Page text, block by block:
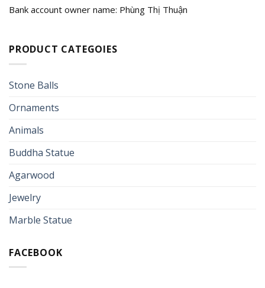
Bank account owner name: Phùng Thị Thuận
PRODUCT CATEGOIES
Stone Balls
Ornaments
Animals
Buddha Statue
Agarwood
Jewelry
Marble Statue
FACEBOOK